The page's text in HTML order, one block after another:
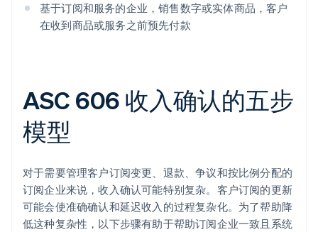
基于订阅和服务的企业，销售数字或实体商品，客户
在收到商品或服务之前预先付款
ASC 606 收入确认的五步
模型
对于需要管理客户订阅变更、退款、争议和按比例分配的
订阅企业来说，收入确认可能特别复杂。客户订阅的更新
可能会使准确确认和延迟收入的过程复杂化。为了帮助降
低这种复杂性，以下步骤有助于帮助订阅企业一致且系统